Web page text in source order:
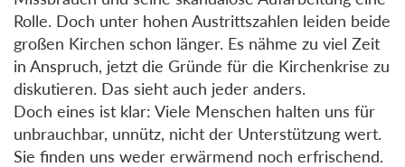
Rolle. Doch unter hohen Austrittszahlen leiden beide
großen Kirchen schon länger. Es nähme zu viel Zeit
in Anspruch, jetzt die Gründe für die Kirchenkrise zu
diskutieren. Das sieht auch jeder anders.
Doch eines ist klar: Viele Menschen halten uns für
unbrauchbar, unnütz, nicht der Unterstützung wert.
Sie finden uns weder erwärmend noch erfrischend.